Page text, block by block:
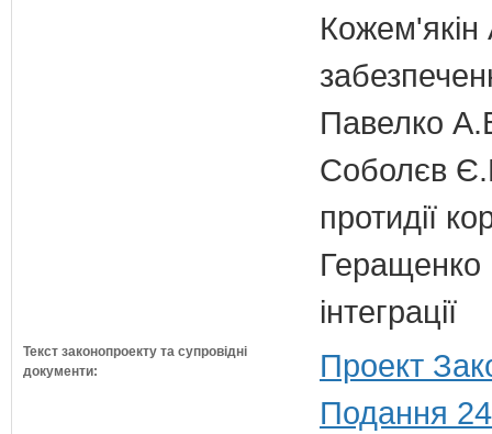
Кожем'якін
Павелко
Соболєв
протидії
Геращенко
інтеграції
Текст законопроекту та супровідні
документи:
Проект
Подання